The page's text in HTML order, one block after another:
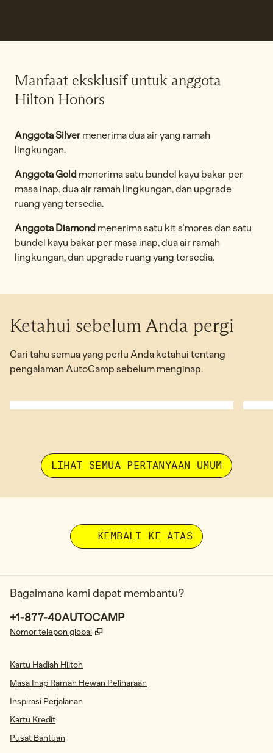
Manfaat eksklusif untuk anggota
Hilton Honors
Anggota Silver menerima dua air yang ramah
lingkungan.
Anggota Gold menerima satu bundel kayu bakar per
masa inap, dua air ramah lingkungan, dan upgrade
ruang yang tersedia.
Anggota Diamond menerima satu kit s’mores dan satu
bundel kayu bakar per masa inap, dua air ramah
lingkungan, dan upgrade ruang yang tersedia.
Ketahui sebelum Anda pergi
Cari tahu semua yang perlu Anda ketahui tentang
pengalaman AutoCamp sebelum menginap.
Apakah AutoCamp ramah keluarga?
LIHAT SEMUA PERTANYAAN UMUM
KEMBALI KE ATAS
Bagaimana kami dapat membantu?
Telepon:
+1-877-40AUTOCAMP
Nomor telepon global ,
Kartu Hadiah Hilton
Masa Inap Ramah Hewan Peliharaan
Inspirasi Perjalanan
Kartu Kredit
Pusat Bantuan